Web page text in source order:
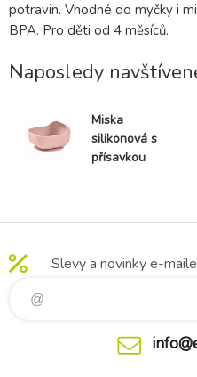
potravin. Vhodné do myčky i
BPA. Pro děti od 4 měsíců.
Naposledy
Miska
silikonová s
přísavkou
Slevy a novinky e-